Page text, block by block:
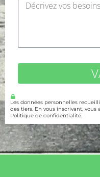
Les données personnelles
des tiers. En vous inscrivant,
Politique de confidentialité.